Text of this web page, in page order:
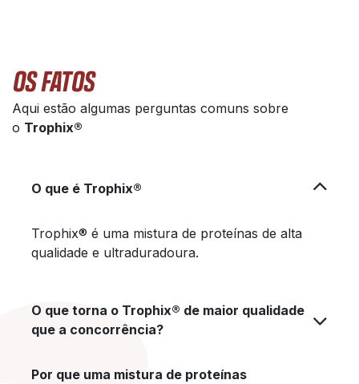
O que é Trophix®
Trophix® é uma mistura de proteínas de alta
qualidade e ultraduradoura.
O que torna o Trophix® de maior qualidade
que a concorrência?
Por que uma mistura de proteínas
OS FATOS
Aqui estão algumas perguntas comuns sobre
o Trophix®